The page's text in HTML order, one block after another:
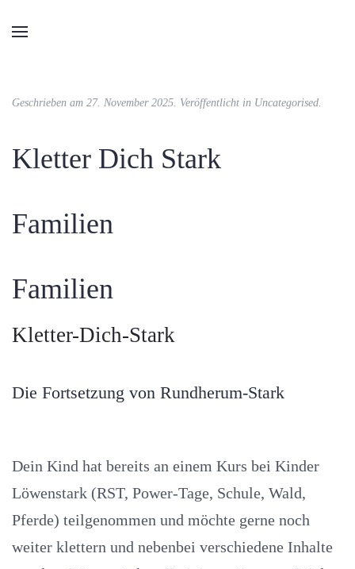
Geschrieben am 27. November 2025. Veröffentlicht in Uncategorised.
Kletter Dich Stark
Familien
Familien
Kletter-Dich-Stark
Die Fortsetzung von Rundherum-Stark
Dein Kind hat bereits an einem Kurs bei Kinder
Löwenstark (RST, Power-Tage, Schule, Wald,
Pferde) teilgenommen und möchte gerne noch
weiter klettern und nebenbei verschiedene Inhalte